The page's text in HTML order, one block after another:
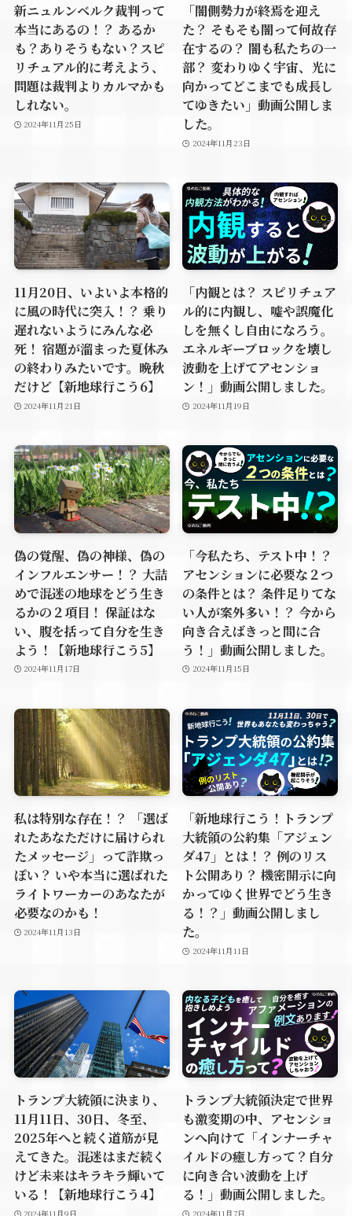
新ニュルンベルク裁判って
本当にあるの！？ あるか
も？ありそうもない？スピ
リチュアル的に考えよう、
問題は裁判よりカルマかも
しれない。
2024年11月25日
「闇側勢力が終焉を迎え
た？ そもそも闇って何故存
在するの？ 闇も私たちの一
部？ 変わりゆく宇宙、光に
向かってどこまでも成長し
てゆきたい」動画公開しま
した。
2024年11月23日
11月20日、いよいよ本格的
に風の時代に突入！？ 乗り
遅れないようにみんな必
死！ 宿題が溜まった夏休み
の終わりみたいです。晩秋
だけど【新地球行こう6】
2024年11月21日
「内観とは？ スピリチュア
ル的に内観し、嘘や誤魔化
しを無くし自由になろう。
エネルギーブロックを壊し
波動を上げてアセンショ
ン！」動画公開しました。
2024年11月19日
偽の覚醒、偽の神様、偽の
インフルエンサー！？ 大詰
めで混迷の地球をどう生き
るかの２項目！ 保証はな
い、腹を括って自分を生き
よう！【新地球行こう5】
2024年11月17日
「今私たち、テスト中！？
アセンションに必要な２つ
の条件とは？ 条件足りてな
い人が案外多い！？ 今から
向き合えばきっと間に合
う！」動画公開しました。
2024年11月15日
私は特別な存在！？ 「選ば
れたあなただけに届けられ
たメッセージ」って詐欺っ
ぽい？ いや本当に選ばれた
ライトワーカーのあなたが
必要なのかも！
2024年11月13日
「新地球行こう！トランプ
大統領の公約集「アジェン
ダ47」とは！？ 例のリス
ト公開あり？ 機密開示に向
かってゆく世界でどう生き
る！？」動画公開しまし
た。
2024年11月11日
トランプ大統領に決まり、
11月11日、30日、冬至、
2025年へと続く道筋が見
えてきた。混迷はまだ続く
けど未来はキラキラ輝いて
いる！【新地球行こう4】
2024年11月9日
トランプ大統領決定で世界
も激変期の中、アセンショ
ンへ向けて「インナーチャ
イルドの癒し方って？自分
に向き合い波動を上げ
る！」動画公開しました。
2024年11月7日